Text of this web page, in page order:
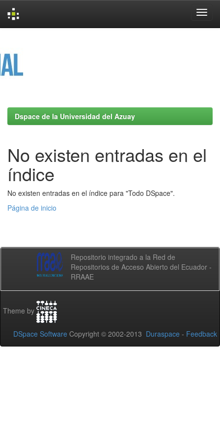
Dspace de la Universidad del Azuay
No existen entradas en el
índice
No existen entradas en el índice para "Todo DSpace".
Página de inicio
Repositorio integrado a la Red de
Repositorios de Acceso Abierto del Ecuador -
RRAAE
Theme by
DSpace Software Copyright © 2002-2013 Duraspace - Feedback